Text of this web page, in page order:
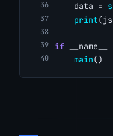
    data =
print
if __name__
main()